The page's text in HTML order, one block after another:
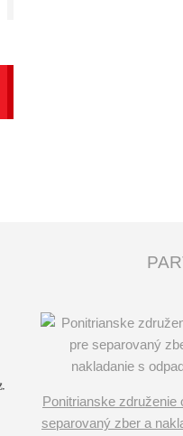
Ponitrianske združenie
separovaný zber a